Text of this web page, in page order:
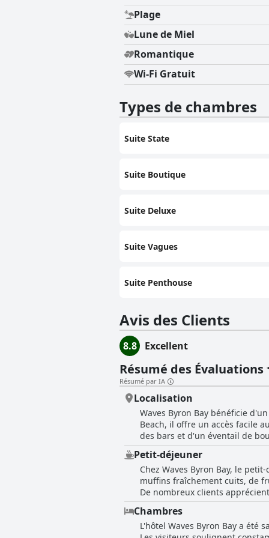
Plage
Lune de Miel
Romantique
Wi-Fi Gratuit
Types de chambres
Suite State
Suite Boutique
Suite Deluxe
Suite Vagues
Suite Penthouse
Avis des Clients
8.8 Excellent
Résumé des Évaluations
Résumé par IA
Localisation
Waves Byron Bay bénéficie
Beach, il offre un accès facile
des bars et d'un éventail de
Bay. L'hôtel est également
paisible après une journée d'activités. Les clients apprécient les chambres spacieuses et propres, beaucoup
les commodités offertes,
chambres ; l'hôtel propose un
serviable améliore encore
réfléchies supplémentaires,
un confort supplémentaires au
positive. En résumé, Waves Byron Bay trouve un équilibre parfait entre un emplacement de choix et un hébergement de haute
Petit-déjeuner
Chez Waves Byron Bay, le
muffins fraîchement cuits, de
De nombreux clients
l'ambiance accueillante de
mentionnés avec une
sont considérées comme une
Chambres
L'hôtel Waves Byron Bay a été